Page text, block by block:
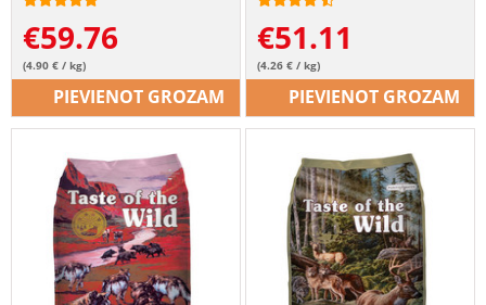
€59.76
(4.90 € / kg)
PIEVIENOT GROZAM
€51.11
(4.26 € / kg)
PIEVIENOT GROZAM